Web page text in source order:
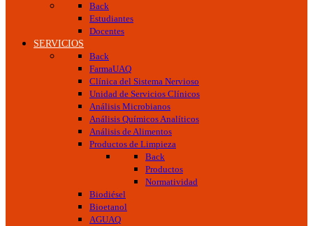
Back
Estudiantes
Docentes
SERVICIOS
Back
FarmaUAQ
Clínica del Sistema Nervioso
Unidad de Servicios Clínicos
Análisis Microbianos
Análisis Químicos Analíticos
Análisis de Alimentos
Productos de Limpieza
Back
Productos
Normatividad
Biodiésel
Bioetanol
AGUAQ